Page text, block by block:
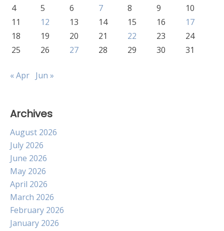
4
5 6 7 8 9
10
11
12 13 14 15 16
17
18
19 20 21 22 23
24
25
26 27 28 29 30 31
« Apr Jun »
Archives
August 2026
July 2026
June 2026
May 2026
April 2026
March 2026
February 2026
January 2026